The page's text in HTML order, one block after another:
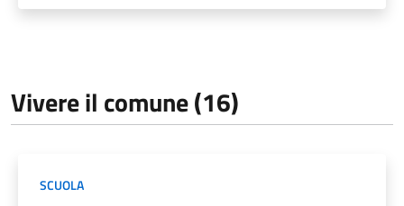
Vivere il comune (16)
SCUOLA